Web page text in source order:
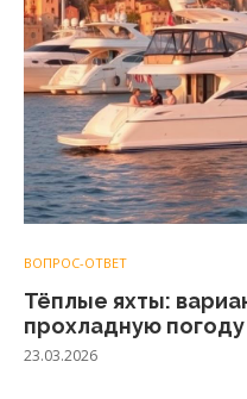
ВОПРОС-ОТВЕТ
Тёплые яхты:
прохладную погоду
23.03.2026